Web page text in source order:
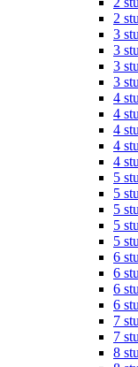
2
3
3
3
3
4
4
4
4
4
5
5
5
5
5
6
6
6
6
7
7
8